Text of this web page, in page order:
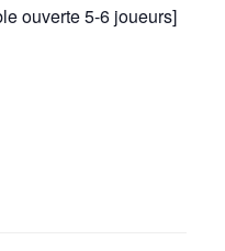
ouverte 5-6 joueurs]